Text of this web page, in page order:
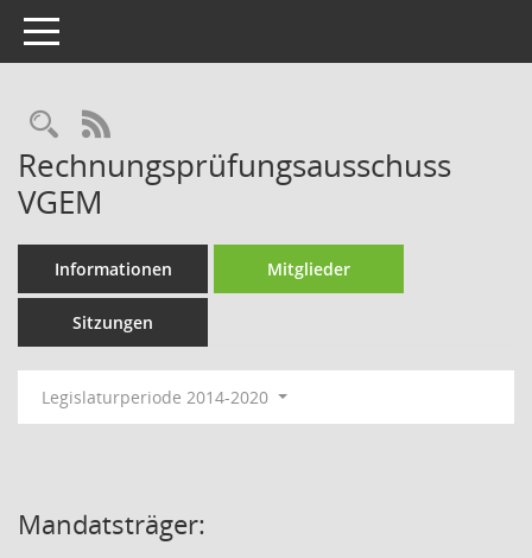
Toggle navigation
RSS-Feed
Rechnungsprüfungsausschuss
VGEM
Informationen Mitglieder
Sitzungen
Legislaturperiode 2014-2020
Mandatsträger: